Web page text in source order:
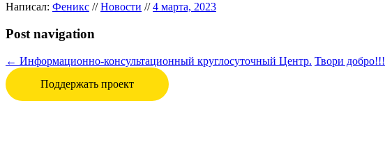
Написал: Феникс // Новости // 4 марта, 2023
Post navigation
← Информационно-консультационный круглосуточный Центр. Твори добро!!!
Поддержать проект